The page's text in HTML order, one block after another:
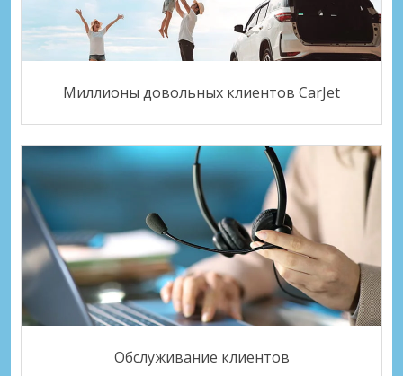
Миллионы довольных клиентов CarJet
Обслуживание клиентов